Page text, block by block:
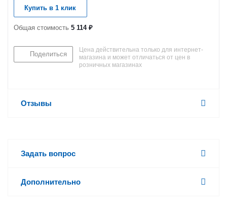
Купить в 1 клик
Общая стоимость 5 114 ₽
Поделиться
Цена действительна только для интернет-
магазина и может отличаться от цен в
розничных магазинах
Отзывы
Задать вопрос
Дополнительно